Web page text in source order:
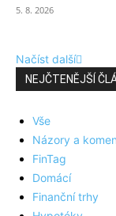
5. 8. 2026
Načíst další
NEJČTENĚJŠÍ
Vše
Názory a
FinTag
Domácí
Finanční trhy